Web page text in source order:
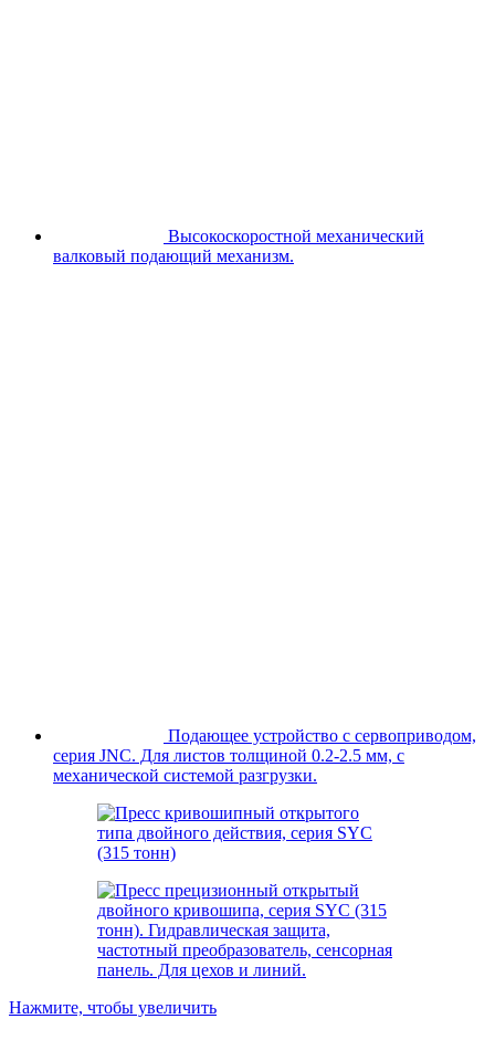
Высокоскоростной механический
валковый подающий механизм.
Подающее устройство с сервоприводом,
серия JNC. Для листов толщиной 0.2-2.5 мм, с
механической системой разгрузки.
Нажмите, чтобы увеличить